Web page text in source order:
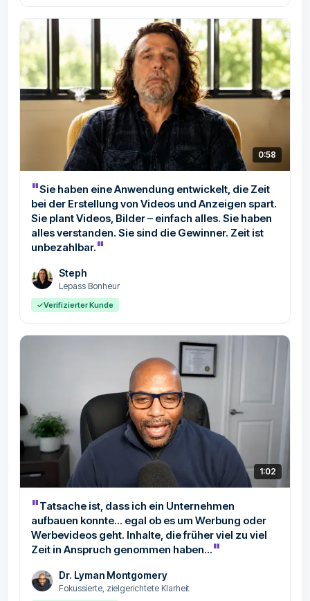
0:58
"Sie haben eine Anwendung entwickelt, die Zeit
bei der Erstellung von Videos und Anzeigen spart.
Sie plant Videos, Bilder – einfach alles. Sie haben
alles verstanden. Sie sind die Gewinner. Zeit ist
unbezahlbar."
Steph
Lepass Bonheur
✓Verifizierter Kunde
1:02
"Tatsache ist, dass ich ein Unternehmen
aufbauen konnte... egal ob es um Werbung oder
Werbevideos geht. Inhalte, die früher viel zu viel
Zeit in Anspruch genommen haben..."
Dr. Lyman Montgomery
Fokussierte, zielgerichtete Klarheit